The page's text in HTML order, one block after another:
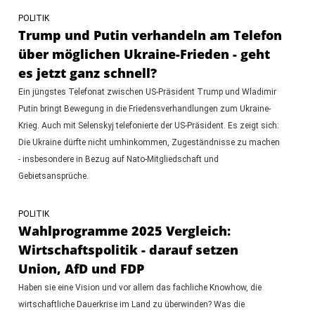
POLITIK
Trump und Putin verhandeln am Telefon
über möglichen Ukraine-Frieden - geht
es jetzt ganz schnell?
Ein jüngstes Telefonat zwischen US-Präsident Trump und Wladimir
Putin bringt Bewegung in die Friedensverhandlungen zum Ukraine-
Krieg. Auch mit Selenskyj telefonierte der US-Präsident. Es zeigt sich:
Die Ukraine dürfte nicht umhinkommen, Zugeständnisse zu machen
- insbesondere in Bezug auf Nato-Mitgliedschaft und
Gebietsansprüche.
POLITIK
Wahlprogramme 2025 Vergleich:
Wirtschaftspolitik - darauf setzen
Union, AfD und FDP
Haben sie eine Vision und vor allem das fachliche Knowhow, die
wirtschaftliche Dauerkrise im Land zu überwinden? Was die